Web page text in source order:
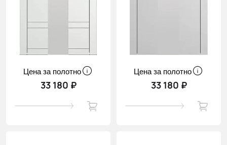
Цена за полотно
33 180 ₽
Цена за полотно
33 180 ₽